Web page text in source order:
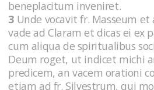
beneplacitum inveniret.
3 Unde vocavit fr. Masseum et
vade ad Claram et dicas ei ex
cum aliqua de spiritualibus
Deum roget, ut indicet michi
predicem, an vacem orationi
etiam ad fr. Silvestrum, qui